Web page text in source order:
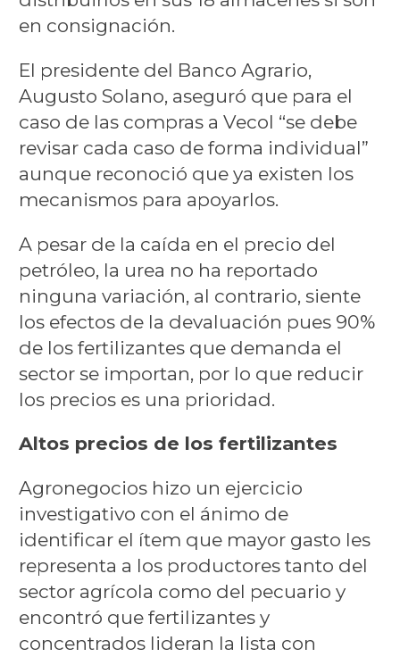
en consignación.
El presidente del Banco Agrario,
Augusto Solano, aseguró que para el
caso de las compras a Vecol “se debe
revisar cada caso de forma individual”
aunque reconoció que ya existen los
mecanismos para apoyarlos.
A pesar de la caída en el precio del
petróleo, la urea no ha reportado
ninguna variación, al contrario, siente
los efectos de la devaluación pues 90%
de los fertilizantes que demanda el
sector se importan, por lo que reducir
los precios es una prioridad.
Altos precios de los fertilizantes
Agronegocios hizo un ejercicio
investigativo con el ánimo de
identificar el ítem que mayor gasto les
representa a los productores tanto del
sector agrícola como del pecuario y
encontró que fertilizantes y
concentrados lideran la lista con